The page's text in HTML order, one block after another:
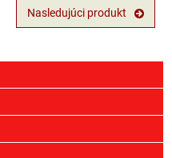
Nasledujúci produkt